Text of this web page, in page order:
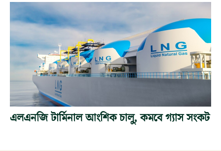
এলএনজি টার্মিনাল আংশিক চালু, কমবে গ্যাস সংকট